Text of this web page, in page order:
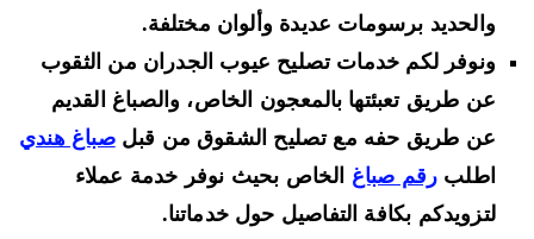
والحديد برسومات عديدة وألوان مختلفة.
ونوفر لكم خدمات تصليح عيوب الجدران من الثقوب
عن طريق تعبئتها بالمعجون الخاص، والصباغ القديم
عن طريق حفه مع تصليح الشقوق من قبلصباغ هندي
اطلبرقم صباغالخاص بحيث نوفر خدمة عملاء
لتزويدكم بكافة التفاصيل حول خدماتنا.